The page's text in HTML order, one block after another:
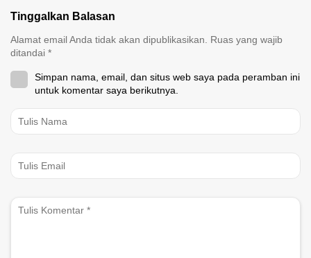
Tinggalkan Balasan
Alamat email Anda tidak akan dipublikasikan. Ruas yang wajib
ditandai *
Simpan nama, email, dan situs web saya pada peramban ini
untuk komentar saya berikutnya.